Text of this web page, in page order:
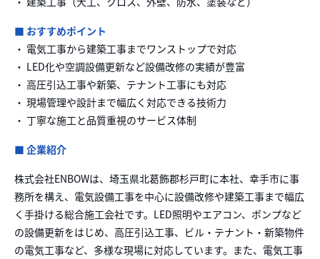
■ おすすめポイント
・ 電気工事から建築工事までワンストップで対応
・ LED化や空調設備更新など設備改修の実績が豊富
・ 高圧引込工事や新築、テナント工事にも対応
・ 現場管理や設計まで幅広く対応できる技術力
・ 丁寧な施工と品質重視のサービス体制
■ 企業紹介
株式会社ENBOWは、埼玉県北葛飾郡杉戸町に本社、幸手市に事
務所を構え、電気設備工事を中心に設備改修や建築工事まで幅広
く手掛ける総合施工会社です。LED照明やエアコン、ポンプなど
の設備更新をはじめ、高圧引込工事、ビル・テナント・新築物件
の電気工事など、多様な現場に対応しています。また、電気工事